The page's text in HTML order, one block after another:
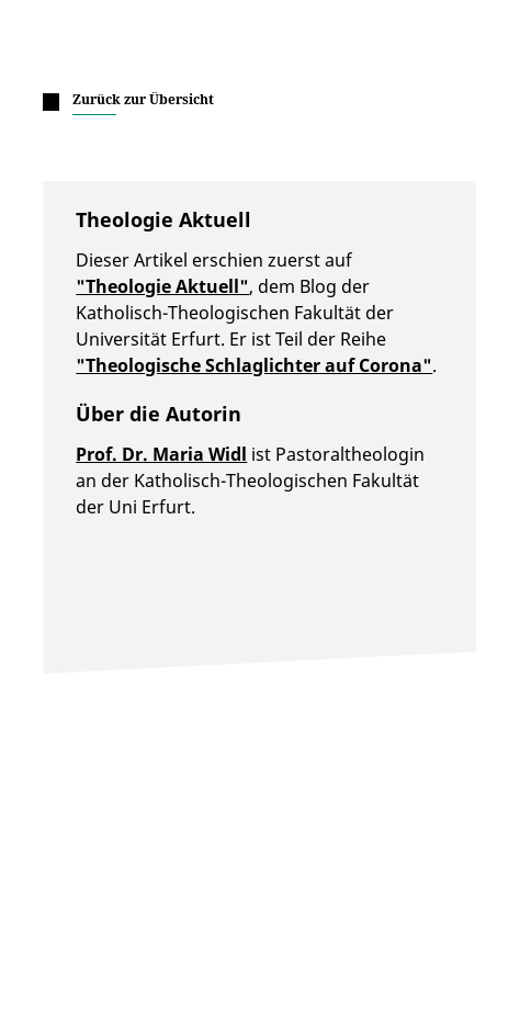
Zurück zur Übersicht
Theologie Aktuell
Dieser Artikel erschien zuerst auf
"Theologie Aktuell", dem Blog der
Katholisch-Theologischen Fakultät der
Universität Erfurt. Er ist Teil der Reihe
"Theologische Schlaglichter auf Corona".
Über die Autorin
Prof. Dr. Maria Widl ist Pastoraltheologin
an der Katholisch-Theologischen Fakultät
der Uni Erfurt.